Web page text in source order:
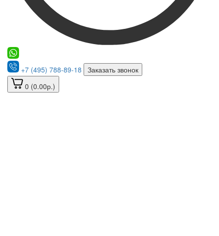
+7 (495) 788-89-18
Заказать звонок
0 (0.00р.)